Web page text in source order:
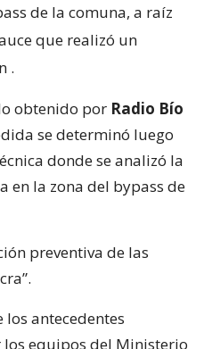
de la comuna, a raíz
que realizó un
.
obtenido por Radio Bío
se determinó luego
donde se analizó la
en la zona del bypass de
preventiva de las
antecedentes
equipos del Ministerio